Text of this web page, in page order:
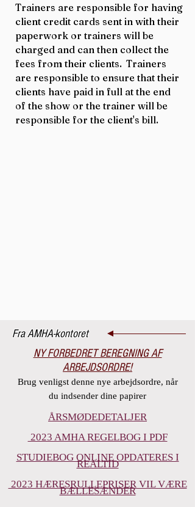
Trainers are responsible for having
client credit cards sent in with their
paperwork or trainers will be
charged and can then collect the
fees from their clients. Trainers
are responsible to ensure that their
clients have paid in full at the end
of the show or the trainer will be
responsible for the client's bill.
Fra AMHA-kontoret
NY FORBEDRET BEREGNING AF
ARBEJDSORDRE!
Brug venligst denne nye arbejdsordre, når
du indsender dine papirer
ÅRSMØDEDETALJER
2023 AMHA REGELBOG I PDF
STUDIEBOG ONLINE OPDATERES I
REALTID
2023 HÆRESRULLEPRISER VIL VÆRE
BÆLLESÆNDER